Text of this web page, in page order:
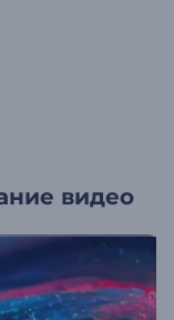
видео